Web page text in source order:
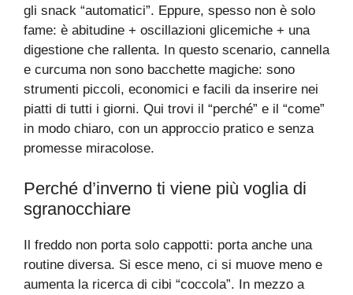
gli snack “automatici”. Eppure, spesso non è solo
fame: è abitudine + oscillazioni glicemiche + una
digestione che rallenta. In questo scenario, cannella
e curcuma non sono bacchette magiche: sono
strumenti piccoli, economici e facili da inserire nei
piatti di tutti i giorni. Qui trovi il “perché” e il “come”
in modo chiaro, con un approccio pratico e senza
promesse miracolose.
Perché d’inverno ti viene più voglia di
sgranocchiare
Il freddo non porta solo cappotti: porta anche una
routine diversa. Si esce meno, ci si muove meno e
aumenta la ricerca di cibi “coccola”. In mezzo a